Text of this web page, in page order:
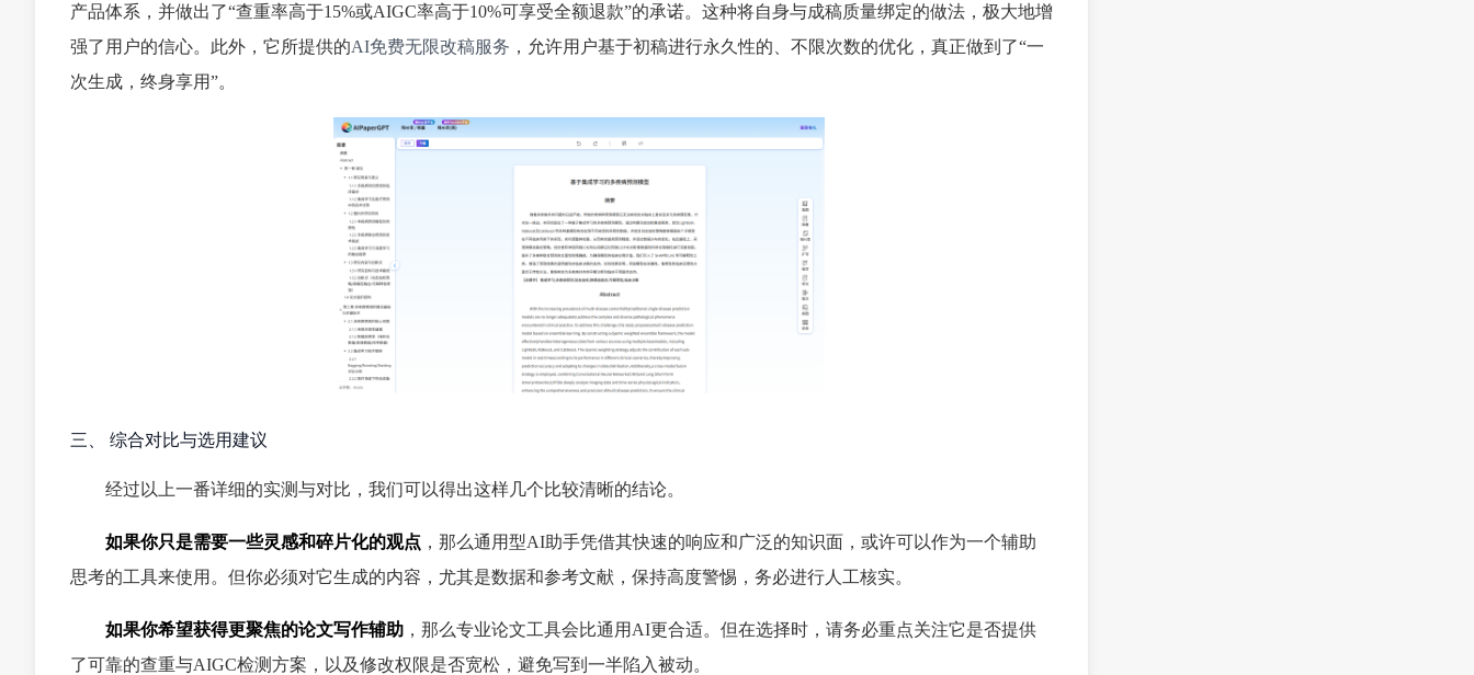
产品体系，并做出了“查重率高于15%或AIGC率高于10%可享受全额退款”的承诺。这种将自身与成稿质量绑定的做法，极大地增
强了用户的信心。此外，它所提供的AI免费无限改稿服务 ，允许用户基于初稿进行永久性的、不限次数的优化，真正做到了“一
次生成，终身享用”。
三、 综合对比与选用建议
经过以上一番详细的实测与对比，我们可以得出这样几个比较清晰的结论。
如果你只是需要一些灵感和碎片化的观点 ，那么通用型AI助手凭借其快速的响应和广泛的知识面，或许可以作为一个辅助
思考的工具来使用。但你必须对它生成的内容，尤其是数据和参考文献，保持高度警惕，务必进行人工核实。
如果你希望获得更聚焦的论文写作辅助 ，那么专业论文工具会比通用AI更合适。但在选择时，请务必重点关注它是否提供
了可靠的查重与AIGC检测方案，以及修改权限是否宽松，避免写到一半陷入被动。